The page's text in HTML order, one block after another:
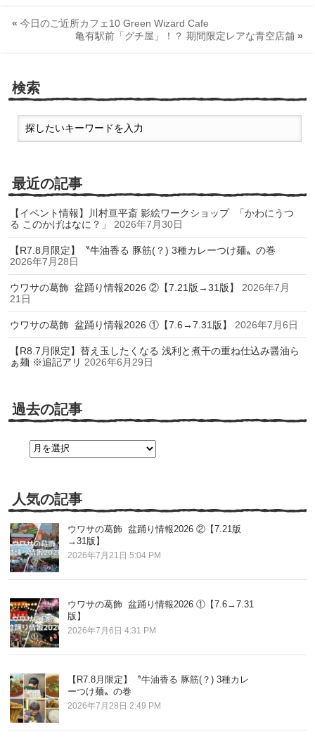
« 今日のご近所カフェ10 Green Wizard Cafe
亀有駅前「グチ屋」！？ 期間限定レアな青空店舗 »
検索
最近の記事
【イベント情報】川村亘平斎 影絵ワークショップ 「かわにうつ
る このかげはなに？」
2026年7月30日
【R7.8月限定】〝牛油香る 豚筋(？) 3種カレーつけ麺〟の巻
2026年7月28日
ウワサの葛飾 盆踊り情報2026 ②【7.21版→31版】
2026年7月
21日
ウワサの葛飾 盆踊り情報2026 ①【7.6→7.31版】 2026年7月6日
【R8.7月限定】替え玉したくなる 浅利と煮干の重ね仕込み醤油ら
ぁ麺 ※追記アリ 2026年6月29日
過去の記事
人気の記事
ウワサの葛飾 盆踊り情報2026 ②【7.21版
→31版】
2026年7月21日 5:04 PM
ウワサの葛飾 盆踊り情報2026 ①【7.6→7.31
版】
2026年7月6日 4:31 PM
【R7.8月限定】〝牛油香る 豚筋(？) 3種カレ
ーつけ麺〟の巻
2026年7月28日 2:49 PM